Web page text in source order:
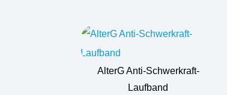
AlterG Anti-Schwerkraft-
Laufband